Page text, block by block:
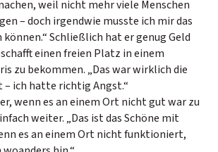
weil nicht mehr viele Menschen
– doch irgendwie musste ich mir das
Schließlich hat er genug Geld
einen freien Platz in einem
zu bekommen. „Das war wirklich die
ich hatte richtig Angst.“
wenn es an einem Ort nicht gut war zu
weiter. „Das ist das Schöne mit
es an einem Ort nicht funktioniert,